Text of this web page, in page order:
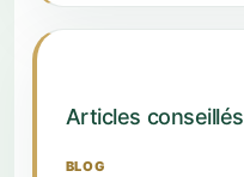
Articles conseillés
BLOG